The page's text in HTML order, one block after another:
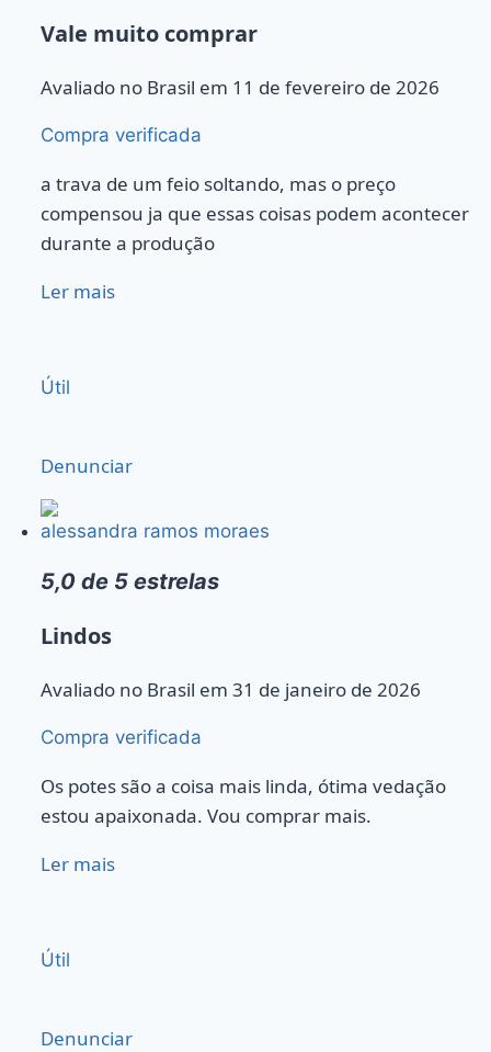
Vale muito comprar
Avaliado no Brasil em 11 de fevereiro de 2026
Compra verificada
a trava de um feio soltando, mas o preço
compensou ja que essas coisas podem acontecer
durante a produção
Ler mais
Útil
Denunciar
alessandra ramos moraes
5,0 de 5 estrelas
Lindos
Avaliado no Brasil em 31 de janeiro de 2026
Compra verificada
Os potes são a coisa mais linda, ótima vedação
estou apaixonada. Vou comprar mais.
Ler mais
Útil
Denunciar